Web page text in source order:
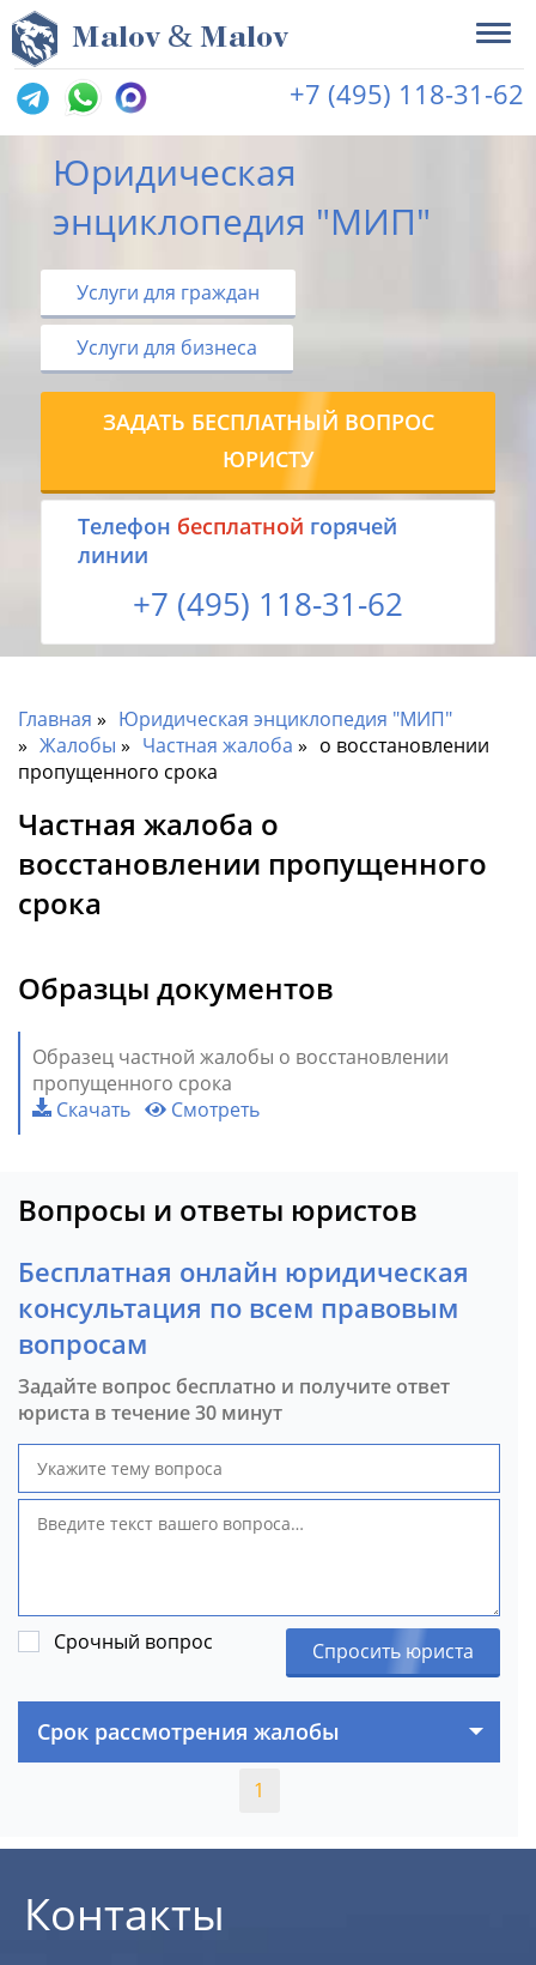
Malov & Malov
+7 (495) 118-31-62
Юридическая
энциклопедия "МИП"
Услуги для граждан
Услуги для бизнеса
ЗАДАТЬ БЕСПЛАТНЫЙ ВОПРОС
ЮРИСТУ
Tелефон бесплатной горячей
линии
+7 (495) 118-31-62
Главная
Юридическая энциклопедия "МИП"
Жалобы
Частная жалоба
о восстановлении
пропущенного срока
Частная жалоба о
восстановлении пропущенного
срока
Образцы документов
Образец частной жалобы о восстановлении
пропущенного срока
Скачать
Смотреть
Вопросы и ответы юристов
Бесплатная онлайн юридическая
консультация по всем правовым
вопросам
Задайте вопрос бесплатно и получите ответ
юриста в течение 30 минут
Срочный вопрос Спросить юриста
Срок рассмотрения жалобы
1
Контакты